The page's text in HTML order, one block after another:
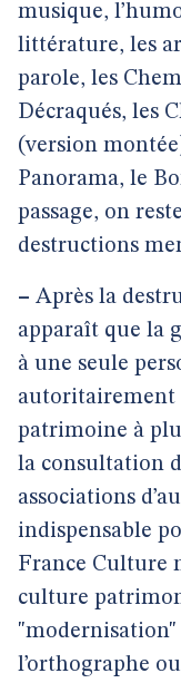
musique,
littérature, les
parole, les
Décraqués, les
(version
Panorama, le
passage, on
destructions
– Après la
apparaît que la
à une seule
autoritairement
patrimoine à
la consultation
associations
indispensable
France Culture
culture
"modernisation"
l’orthographe